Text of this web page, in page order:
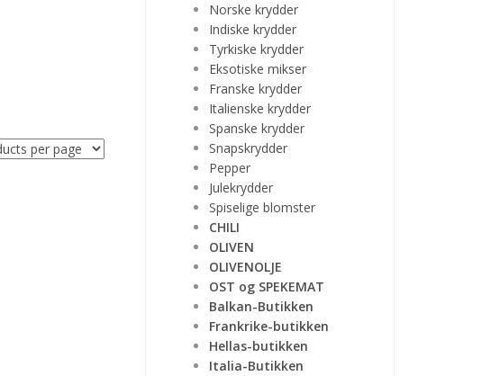
Norske krydder
Indiske krydder
Tyrkiske krydder
Eksotiske mikser
Franske krydder
Italienske krydder
Spanske krydder
Snapskrydder
Pepper
Julekrydder
Spiselige blomster
CHILI
OLIVEN
OLIVENOLJE
OST og SPEKEMAT
Balkan-Butikken
Frankrike-butikken
Hellas-butikken
Italia-Butikken